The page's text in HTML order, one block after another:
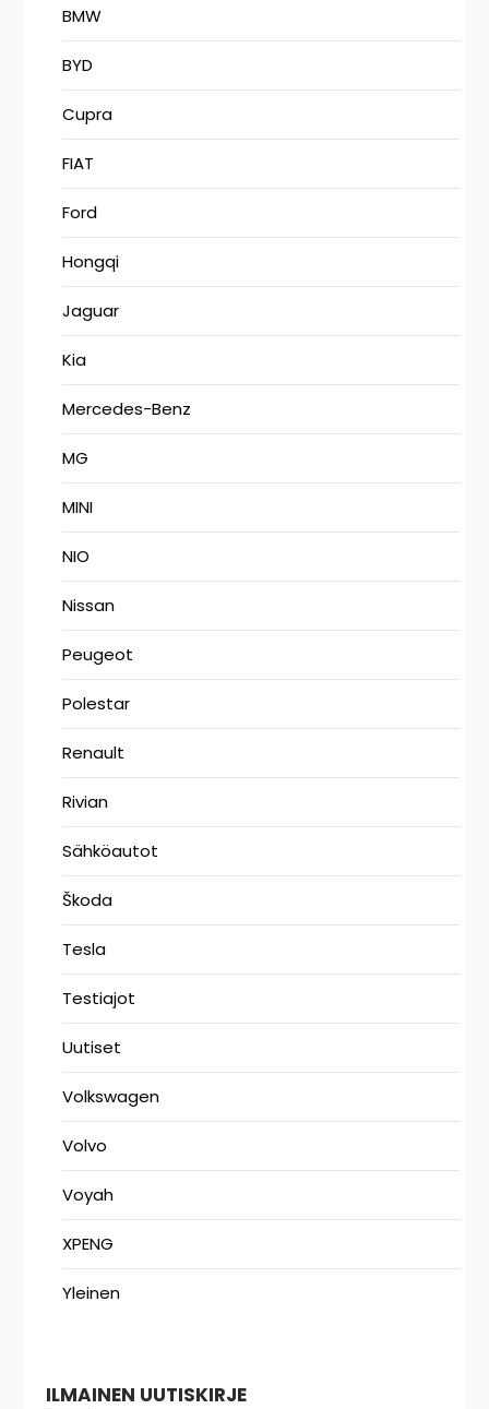
BMW
BYD
Cupra
FIAT
Ford
Hongqi
Jaguar
Kia
Mercedes-Benz
MG
MINI
NIO
Nissan
Peugeot
Polestar
Renault
Rivian
Sähköautot
Škoda
Tesla
Testiajot
Uutiset
Volkswagen
Volvo
Voyah
XPENG
Yleinen
ILMAINEN UUTISKIRJE